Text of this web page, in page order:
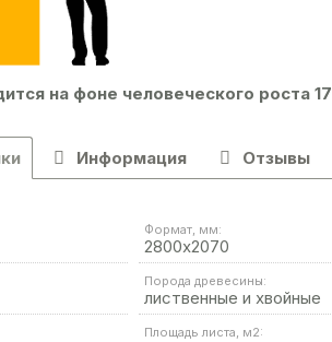
на фоне человеческого роста
Информация Отзывы
Формат, мм:
2800х2070
Порода древесины:
лиственные и хвойные
Площадь листа, м2: